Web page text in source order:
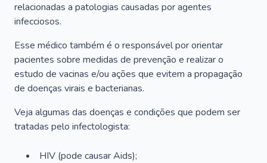
relacionadas a patologias causadas por agentes
infecciosos.
Esse médico também é o responsável por orientar
pacientes sobre medidas de prevenção e realizar o
estudo de vacinas e/ou ações que evitem a propagação
de doenças virais e bacterianas.
Veja algumas das doenças e condições que podem ser
tratadas pelo infectologista:
HIV (pode causar Aids);